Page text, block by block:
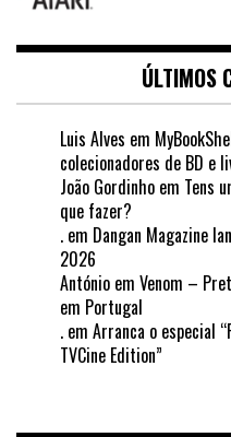
ÚLTIMOS
Luis Alves em
colecionadores de BD e
João Gordinho em Tens
que fazer?
. em Dangan Magazine
2026
António em Venom –
em Portugal
. em Arranca o especial
TVCine Edition”